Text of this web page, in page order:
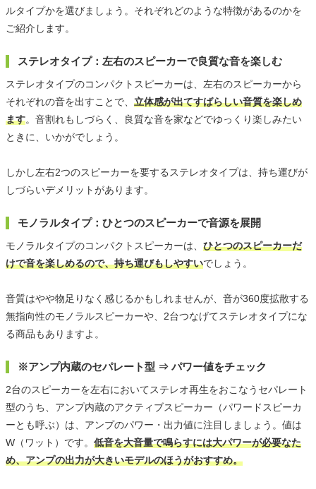
ルタイプかを選びましょう。それぞれどのような特徴があるのかを
ご紹介します。
ステレオタイプ：左右のスピーカーで良質な音を楽しむ
ステレオタイプのコンパクトスピーカーは、左右のスピーカーから
それぞれの音を出すことで、 立体感が出てすばらしい音質を楽しめ
ます。音割れもしづらく、良質な音を家などでゆっくり楽しみたい
ときに、いかがでしょう。
しかし左右2つのスピーカーを要するステレオタイプは、持ち運びが
しづらいデメリットがあります。
モノラルタイプ：ひとつのスピーカーで音源を展開
モノラルタイプのコンパクトスピーカーは、 ひとつのスピーカーだ
けで音を楽しめるので、持ち運びもしやすいでしょう。
音質はやや物足りなく感じるかもしれませんが、音が360度拡散する
無指向性のモノラルスピーカーや、2台つなげてステレオタイプにな
る商品もありますよ。
※アンプ内蔵のセパレート型 ⇒ パワー値をチェック
2台のスピーカーを左右においてステレオ再生をおこなうセパレート
型のうち、アンプ内蔵のアクティブスピーカー（パワードスピーカ
ーとも呼ぶ）は、アンプのパワー・出力値に注目しましょう。値は
W（ワット）です。 低音を大音量で鳴らすには大パワーが必要なた
め、アンプの出力が大きいモデルのほうがおすすめ。